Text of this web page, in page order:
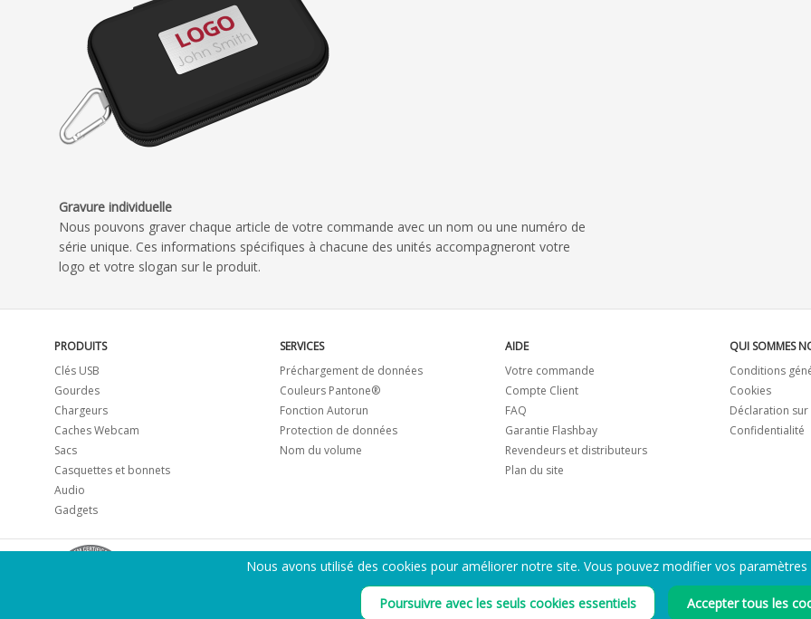
Gravure individuelle
Nous pouvons graver chaque article de votre commande avec un nom ou une numéro de
série unique. Ces informations spécifiques à chacune des unités accompagneront votre
logo et votre slogan sur le produit.
PRODUITS
Clés USB
Gourdes
Chargeurs
Caches Webcam
Sacs
Casquettes et bonnets
Audio
Gadgets
SERVICES
Préchargement de données
Couleurs Pantone®
Fonction Autorun
Protection de données
Nom du volume
AIDE
Votre commande
Compte Client
FAQ
Garantie Flashbay
Revendeurs et distributeurs
Plan du site
QUI SOMMES
Conditions
Cookies
Déclaration
Confidentialité
ENVOYEZ-MOI LE CATALOGUE PDF
Nous avons utilisé des cookies pour améliorer notre site. Vous pouvez modifier vos
Poursuivre avec les seuls cookies essentiels Accepter tous les